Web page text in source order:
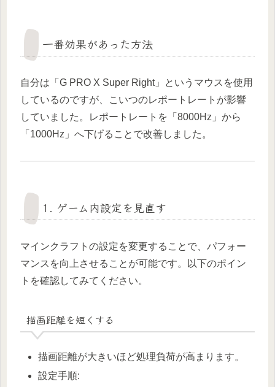
一番効果があった方法
自分は「G PRO X Super Right」というマウスを使用
しているのですが、こいつのレポートレートが影響
していました。レポートレートを「8000Hz」から
「1000Hz」へ下げることで改善しました。
1. ゲーム内設定を見直す
マインクラフトの設定を変更することで、パフォー
マンスを向上させることが可能です。以下のポイン
トを確認してみてください。
描画距離を短くする
描画距離が大きいほど処理負荷が高まります。
設定手順: